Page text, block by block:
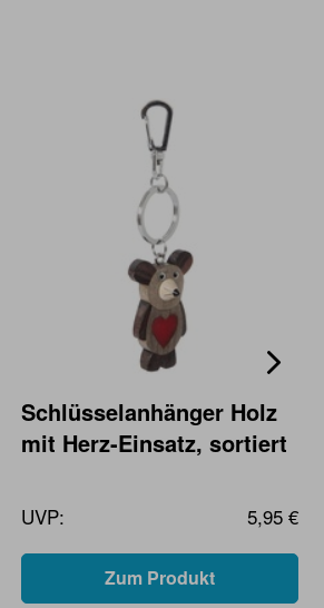
Schlüsselanhänger Holz
mit Herz-Einsatz, sortiert
UVP: 5,95 €
Zum Produkt